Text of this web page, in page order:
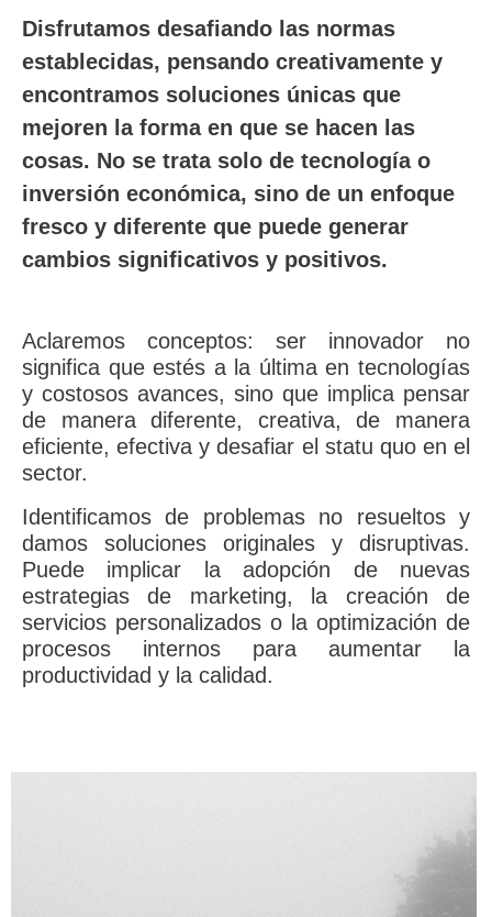
Disfrutamos desafiando las normas
establecidas, pensando creativamente y
encontramos soluciones únicas que
mejoren la forma en que se hacen las
cosas. No se trata solo de tecnología o
inversión económica, sino de un enfoque
fresco y diferente que puede generar
cambios significativos y positivos.
Aclaremos conceptos: ser innovador no
significa que estés a la última en tecnologías
y costosos avances, sino que implica pensar
de manera diferente, creativa, de manera
eficiente, efectiva y desafiar el statu quo en el
sector.
Identificamos de problemas no resueltos y
damos soluciones originales y disruptivas.
Puede implicar la adopción de nuevas
estrategias de marketing, la creación de
servicios personalizados o la optimización de
procesos internos para aumentar la
productividad y la calidad.